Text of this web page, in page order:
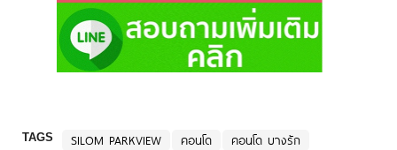
TAGS SILOM PARKVIEW คอนโด
คอนโด บางรัก